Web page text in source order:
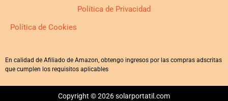
Política de Privacidad
Política de Cookies
En calidad de Afiliado de Amazon, obtengo ingresos por las compras adscritas
que cumplen los requisitos aplicables
Copyright © 2026 solarportatil.com